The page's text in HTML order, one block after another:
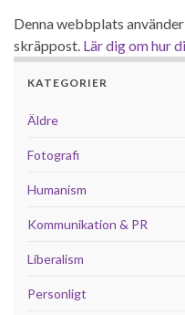
Denna webbplats
skräppost. Lär dig om hur
KATEGORIER
Äldre
Fotografi
Humanism
Kommunikation & PR
Liberalism
Personligt